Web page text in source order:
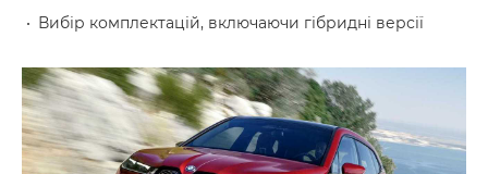
Вибір комплектацій, включаючи гібридні версії